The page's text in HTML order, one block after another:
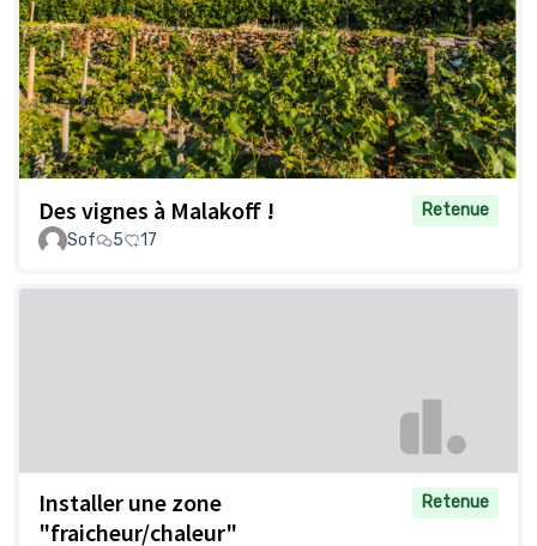
Des vignes à Malakoff !
Retenue
Sof
5 17
Installer une zone
"fraicheur/chaleur"
Retenue